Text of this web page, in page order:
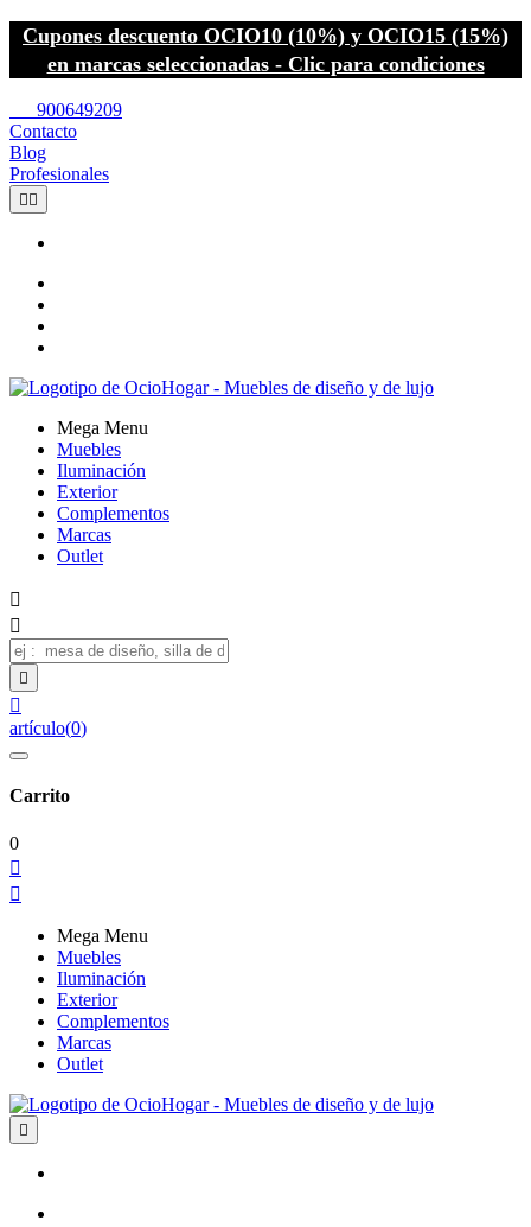
Cupones descuento OCIO10 (10%) y OCIO15 (15%)
en marcas seleccionadas - Clic para condiciones
900649209
Contacto
Blog
Profesionales
 
Mega Menu
Muebles
Iluminación
Exterior
Complementos
Marcas
Outlet




artículo(0)
Carrito
0


Mega Menu
Muebles
Iluminación
Exterior
Complementos
Marcas
Outlet
